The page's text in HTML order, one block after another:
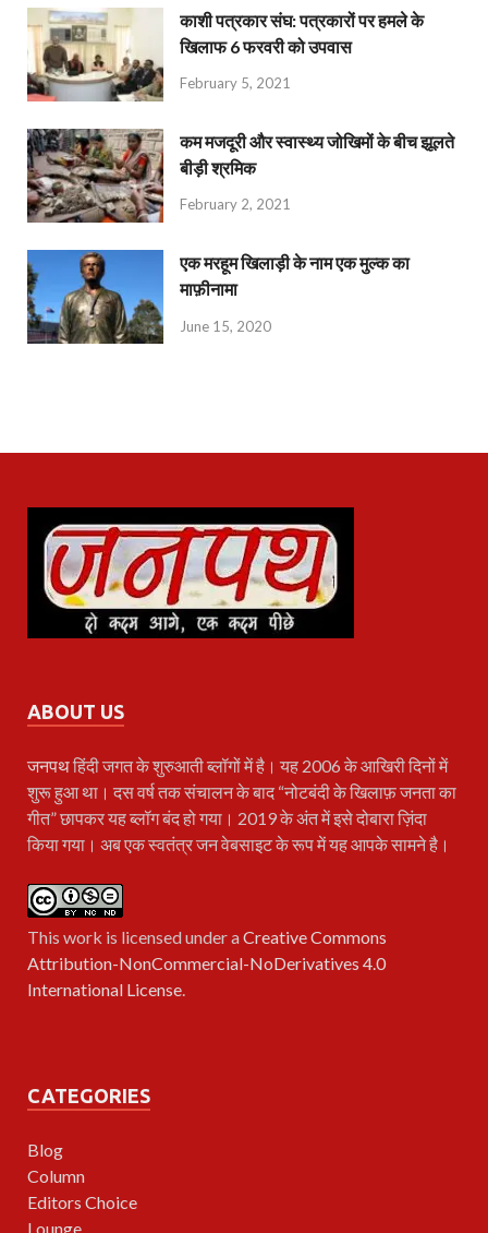
काशी पत्रकार संघ: पत्रकारों पर हमले के
खिलाफ 6 फरवरी को उपवास
February 5, 2021
कम मजदूरी और स्वास्थ्य जोखिमों के बीच झूलते
बीड़ी श्रमिक
February 2, 2021
एक मरहूम खिलाड़ी के नाम एक मुल्क का
माफ़ीनामा
June 15, 2020
ABOUT US
जनपथहिंदी जगत के शुरुआती ब्लॉगों में है। यह 2006 के आखिरी दिनों में
शुरू हुआ था। दस वर्ष तक संचालन के बाद “नोटबंदी के खिलाफ़ जनता का
गीत” छापकर यह ब्लॉग बंद हो गया। 2019 के अंत में इसे दोबारा ज़िंदा
किया गया। अब एक स्वतंत्र जन वेबसाइट के रूप में यह आपके सामने है।
This work is licensed under aCreative Commons
Attribution-NonCommercial-NoDerivatives 4.0
International License.
CATEGORIES
Blog
Column
Editors Choice
Lounge